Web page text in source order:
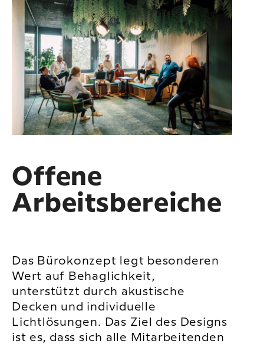
Offene
Arbeitsbereiche
Das Bürokonzept legt besonderen
Wert auf Behaglichkeit,
unterstützt durch akustische
Decken und individuelle
Lichtlösungen. Das Ziel des Designs
ist es, dass sich alle Mitarbeitenden